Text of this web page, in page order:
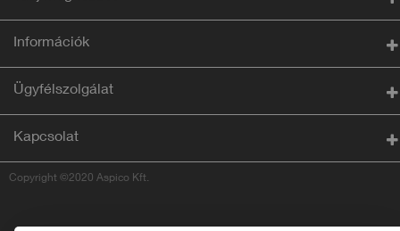
Információk
Ügyfélszolgálat
Kapcsolat
Copyright ©2020 Aspico Kft.